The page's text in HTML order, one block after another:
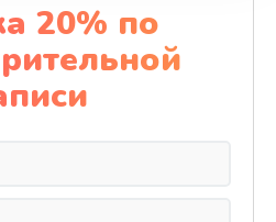
20% по